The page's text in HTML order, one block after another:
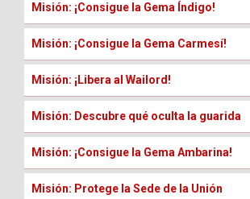
Misión: ¡Consigue la Gema Índigo!
Misión: ¡Consigue la Gema Carmesí!
Misión: ¡Libera al Wailord!
Misión: Descubre qué oculta la guarida
Misión: ¡Consigue la Gema Ambarina!
Misión: Protege la Sede de la Unión